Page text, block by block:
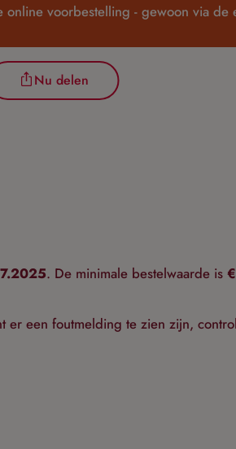
voorbestelling - gewoon via de
Nu delen
. De minimale bestelwaarde is
er een foutmelding te zien zijn,